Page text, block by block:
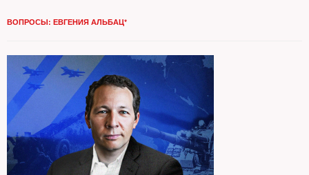
журналисткиЮлии Иоффе
ВОПРОСЫ: ЕВГЕНИЯ АЛЬБАЦ*